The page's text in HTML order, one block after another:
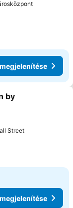
kedvencekhez
by
Street